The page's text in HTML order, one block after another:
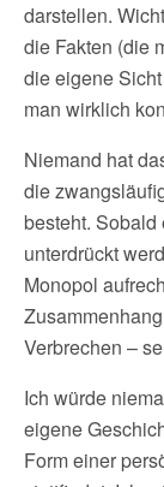
darstellen.
die Fakten (die
die eigene
man wirklich
Niemand hat
die
besteht. Sobald
unterdrückt
Monopol
Verbrechen –
Ich würde
eigene
Form einer